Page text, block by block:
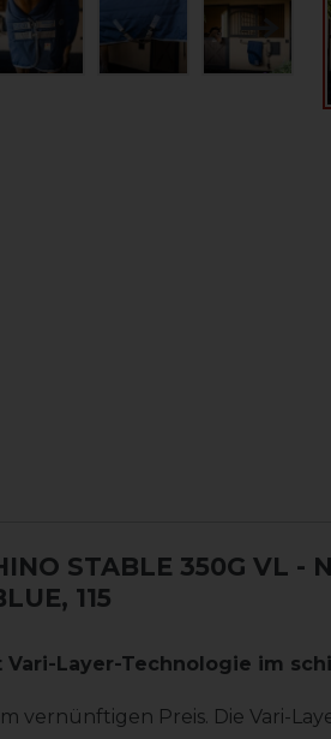
STABLE 350G VL -
115
Vari-Layer-Technologie im
vernünftigen Preis. Die Vari-